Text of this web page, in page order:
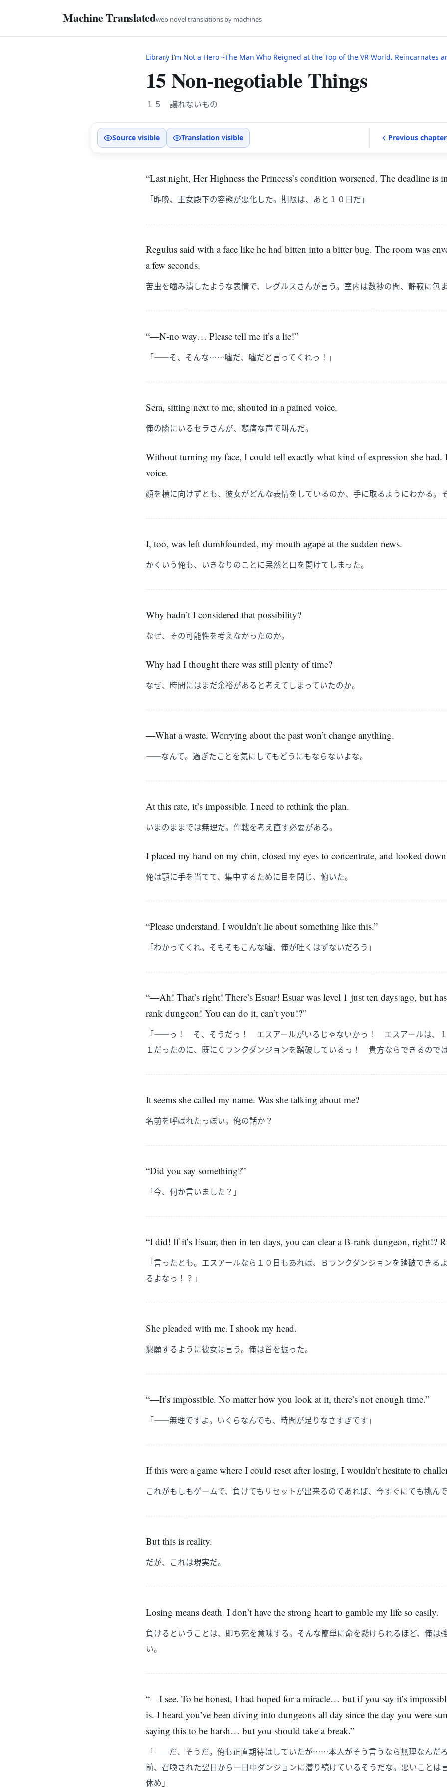
Machine Translatedweb novel translations by machines
Library I’m Not a Hero ~The Man Who Reigned at the Top of the VR World. Reincarnates and Restarts From
15 Non-negotiable Things
１５ 譲れないもの
Source visible Translation visible Previous chapter
“Last night, Her Highness the Princess’s condition worsened. The deadline is
「昨晩、王女殿下の容態が悪化した。期限は、あと１０日だ」
Regulus said with a face like he had bitten into a bitter bug. The room was
a few seconds.
苦虫を噛み潰したような表情で、レグルスさんが言う。室内は数秒の間、静寂に包
“—N-no way… Please tell me it’s a lie!”
「――そ、そんな……嘘だ、嘘だと言ってくれっ！」
Sera, sitting next to me, shouted in a pained voice.
俺の隣にいるセラさんが、悲痛な声で叫んだ。
Without turning my face, I could tell exactly what kind of expression she had.
voice.
顔を横に向けずとも、彼女がどんな表情をしているのか、手に取るようにわかる。
I, too, was left dumbfounded, my mouth agape at the sudden news.
かくいう俺も、いきなりのことに呆然と口を開けてしまった。
Why hadn’t I considered that possibility?
なぜ、その可能性を考えなかったのか。
Why had I thought there was still plenty of time?
なぜ、時間にはまだ余裕があると考えてしまっていたのか。
—What a waste. Worrying about the past won’t change anything.
――なんて。過ぎたことを気にしてもどうにもならないよな。
At this rate, it’s impossible. I need to rethink the plan.
いまのままでは無理だ。作戦を考え直す必要がある。
I placed my hand on my chin, closed my eyes to concentrate, and looked
俺は顎に手を当てて、集中するために目を閉じ、俯いた。
“Please understand. I wouldn’t lie about something like this.”
「わかってくれ。そもそもこんな嘘、俺が吐くはずないだろう」
“—Ah! That’s right! There’s Esuar! Esuar was level 1 just ten days ago, but
rank dungeon! You can do it, can’t you!?”
「――っ！ そ、そうだっ！ エスアールがいるじゃないかっ！ エスアールは、
１だったのに、既にＣランクダンジョンを踏破しているっ！ 貴方ならできるので
It seems she called my name. Was she talking about me?
名前を呼ばれたっぽい。俺の話か？
“Did you say something?”
「今、何か言いました？」
“I did! If it’s Esuar, then in ten days, you can clear a B-rank dungeon, right!?
「言ったとも。エスアールなら１０日もあれば、Ｂランクダンジョンを踏破でき
るよなっ！？」
She pleaded with me. I shook my head.
懇願するように彼女は言う。俺は首を振った。
“—It’s impossible. No matter how you look at it, there’s not enough time.”
「――無理ですよ。いくらなんでも、時間が足りなさすぎです」
If this were a game where I could reset after losing, I wouldn’t hesitate to
これがもしもゲームで、負けてもリセットが出来るのであれば、今すぐにでも挑ん
But this is reality.
だが、これは現実だ。
Losing means death. I don’t have the strong heart to gamble my life so easily.
負けるということは、即ち死を意味する。そんな簡単に命を懸けられるほど、俺は
い。
“—I see. To be honest, I had hoped for a miracle… but if you say it’s
is. I heard you’ve been diving into dungeons all day since the day you were
saying this to be harsh… but you should take a break.”
「――だ、そうだ。俺も正直期待はしていたが……本人がそう言うなら無理なんだ
前、召喚された翌日から一日中ダンジョンに潜り続けているそうだな。悪いこと
休め」